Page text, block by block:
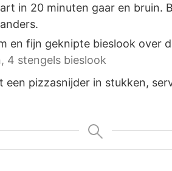
in 20 minuten gaar en bruin.
en fijn geknipte bieslook over
4 stengels bieslook
een pizzasnijder in stukken,